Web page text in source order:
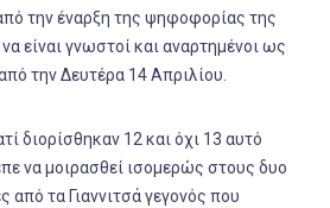
την έναρξη της ψηφοφορίας της
είναι γνωστοί και αναρτημένοι ως
την Δευτέρα 14 Απριλίου.
διορίσθηκαν 12 και όχι 13 αυτό
να μοιρασθεί ισομερώς στους δυο
από τα Γιαννιτσά γεγονός που